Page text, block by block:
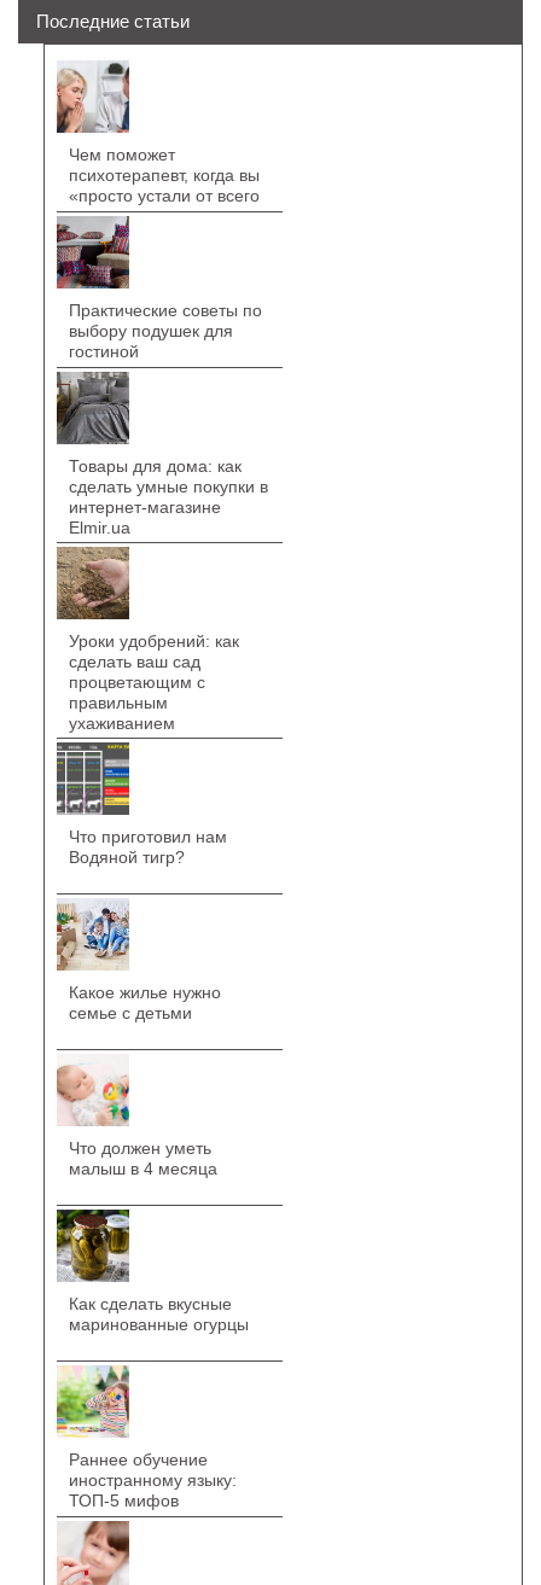
Последние статьи
Чем поможет
психотерапевт, когда вы
«просто устали от всего
Практические советы по
выбору подушек для
гостиной
Товары для дома: как
сделать умные покупки в
интернет-магазине
Elmir.ua
Уроки удобрений: как
сделать ваш сад
процветающим с
правильным
ухаживанием
Что приготовил нам
Водяной тигр?
Какое жилье нужно
семье с детьми
Что должен уметь
малыш в 4 месяца
Как сделать вкусные
маринованные огурцы
Раннее обучение
иностранному языку:
ТОП-5 мифов